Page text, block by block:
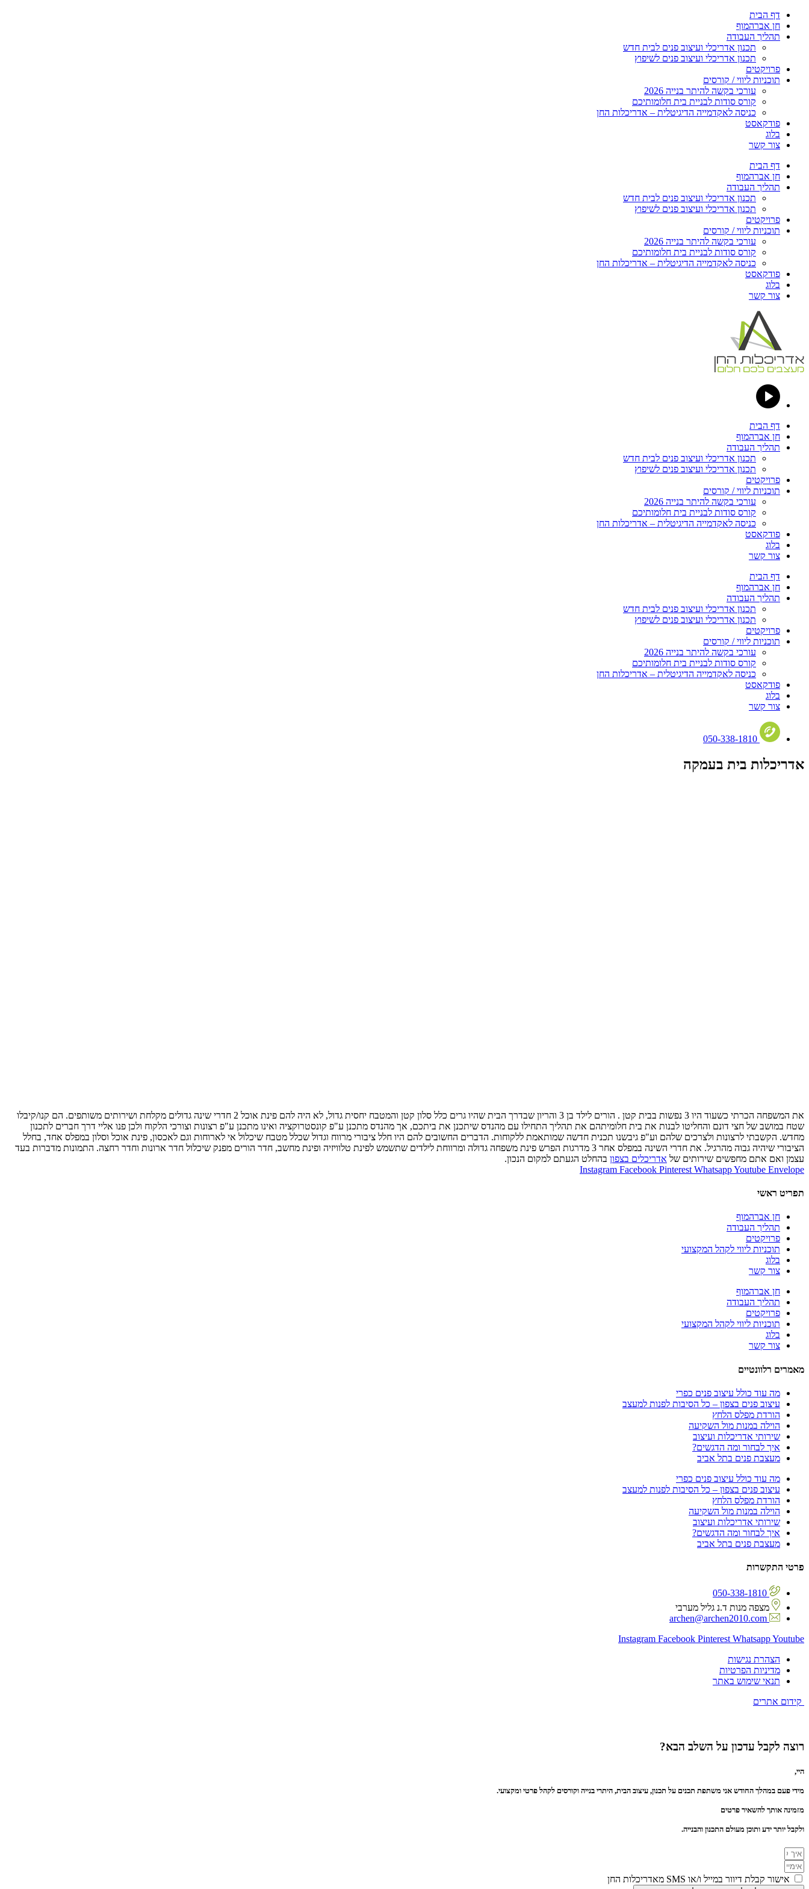
לתוכן
דף הבית
חן אברהמוף
תהליך העבודה
תכנון אדריכלי ועיצוב פנים לבית חדש
תכנון אדריכלי ועיצוב פנים לשיפוץ
פרויקטים
תוכניות ליווי / קורסים
עורכי בקשה להיתר בנייה 2026
קורס סודות לבניית בית חלומותיכם
כניסה לאקדמייה הדיגיטלית – אדריכלות החן
פודקאסט
בלוג
צור קשר
דף הבית
חן אברהמוף
תהליך העבודה
תכנון אדריכלי ועיצוב פנים לבית חדש
תכנון אדריכלי ועיצוב פנים לשיפוץ
פרויקטים
תוכניות ליווי / קורסים
עורכי בקשה להיתר בנייה 2026
קורס סודות לבניית בית חלומותיכם
כניסה לאקדמייה הדיגיטלית – אדריכלות החן
פודקאסט
בלוג
צור קשר
דף הבית
חן אברהמוף
תהליך העבודה
תכנון אדריכלי ועיצוב פנים לבית חדש
תכנון אדריכלי ועיצוב פנים לשיפוץ
פרויקטים
תוכניות ליווי / קורסים
עורכי בקשה להיתר בנייה 2026
קורס סודות לבניית בית חלומותיכם
כניסה לאקדמייה הדיגיטלית – אדריכלות החן
פודקאסט
בלוג
צור קשר
דף הבית
חן אברהמוף
תהליך העבודה
תכנון אדריכלי ועיצוב פנים לבית חדש
תכנון אדריכלי ועיצוב פנים לשיפוץ
פרויקטים
תוכניות ליווי / קורסים
עורכי בקשה להיתר בנייה 2026
קורס סודות לבניית בית חלומותיכם
כניסה לאקדמייה הדיגיטלית – אדריכלות החן
פודקאסט
בלוג
צור קשר
050-338-1810
אדריכלות בית בעמקה
את המשפחה הכרתי כשעוד היו 3 נפשות בבית קטן . הורים לילד בן 3 והריון שבדרך הבית שהיו גרים כלל סלון קטן והמטבח יחסית גדול, לא היה להם פינת אוכל 2 חדרי שינה גדולים מקלחת ושירותים משותפים. הם קנו/קיבלו
שטח במושב של חצי דונם והחליטו לבנות את בית חלומיתהם את תהליך התחילו עם מהנדס שיתכנן את ביתכם, אך מהנדס מתכנן ע"פ קונסטרוקציה ואינו מתכנן ע"פ רצונות וצורכי הלקוח ולכן פנו אליי דרך חברים לתכנון
מחדש. הקשבתי לרצונות ולצרכים שלהם וע"פ גיבשנו תכנית חדשה שמותאמת ללקוחות. הדברים החשובים להם היו חלל ציבורי מרווח וגדול שכלל מטבח שיכלול אי לארוחות וגם לאכסון, פינת אוכל וסלון במפלס אחד, בחלל
הציבורי שיהיה גבוה מהרגיל. את חדרי השינה במפלס אחר 3 מדרגות הפרש פינת משפחה גדולה ומרווחת לילדים שתשמש לפינת טלוויזיה ופינת מחשב, חדר הורים מפנק שיכלול חדר ארונות וחדר רחצה. התמונות מדברות בעד
עצמן ואם אתם מחפשים שירותים של אדריכלים בצפון בהחלט הגעתם למקום הנכון.
Instagram Facebook Pinterest WhatsappYoutube Envelope
תפריט ראשי
חן אברהמוף
תהליך העבודה
פרויקטים
תוכניות ליווי לקהל המקצועי
בלוג
צור קשר
חן אברהמוף
תהליך העבודה
פרויקטים
תוכניות ליווי לקהל המקצועי
בלוג
צור קשר
מאמרים רלוונטיים
מה עוד כולל עיצוב פנים כפרי
עיצוב פנים בצפון – כל הסיבות לפנות למעצב
הורדת מפלס הלחץ
הוילה במנות מול השקיעה
שירותי אדריכלות ועיצוב
איך לבחור ומה הדגשים?
מעצבת פנים בתל אביב
מה עוד כולל עיצוב פנים כפרי
עיצוב פנים בצפון – כל הסיבות לפנות למעצב
הורדת מפלס הלחץ
הוילה במנות מול השקיעה
שירותי אדריכלות ועיצוב
איך לבחור ומה הדגשים?
מעצבת פנים בתל אביב
פרטי התקשרות
050-338-1810
מצפה מנות ד.נ גליל מערבי
archen@archen2010.com
Instagram Facebook Pinterest WhatsappYoutube
הצהרת נגישות
מדיניות הפרטיות
תנאי שימוש באתר
קידום אתרים
רוצה לקבל עדכון על השלב הבא?
היי,
מידי פעם במהלך החודש אני משתפת תכנים על תכנון, עיצוב הבית, היתרי בנייה וקורסים לקהל פרטי ומקצועי.
מזמינה אותך להשאיר פרטים
ולקבל יותר ידע ותוכן מעולם התכנון והבנייה.
אישור קבלת דיוור במייל ו/או SMS מאדריכלות החן